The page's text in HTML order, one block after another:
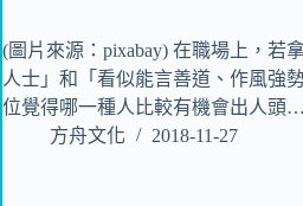
(圖片來源：pixabay) 在職場上，若
人士」和「看似能言善道、作風強
位覺得哪一種人比較有機會出人頭…
方舟文化
2018-11-27